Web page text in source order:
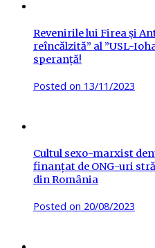
Revenirile lui Firea și
reîncălzită” al ”USL-
speranță!
Posted on 13/11/2023
Cultul sexo-marxist
finanțat de ONG-uri
din România
Posted on 20/08/2023